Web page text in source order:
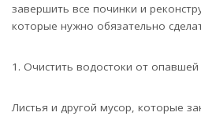
завершить все починки и
которые нужно обязательно
1. Очистить водостоки от опавшей
Листья и другой мусор, которые